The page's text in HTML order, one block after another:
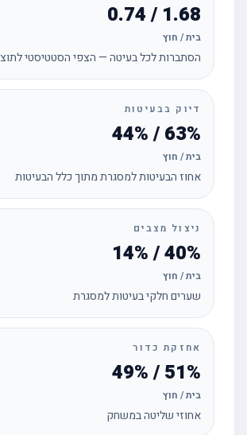
1.68 / 0.74
בית / חוץ
הסתברות לכל בעיטה — הצפי הסטטיסטי
דיוק בבעיטות
63% / 44%
בית / חוץ
אחוז הבעיטות למסגרת מתוך כלל הבעיטות
ניצול מצבים
40% / 14%
בית / חוץ
שערים חלקי בעיטות למסגרת
אחזקת כדור
51% / 49%
בית / חוץ
אחוזי שליטה במשחק